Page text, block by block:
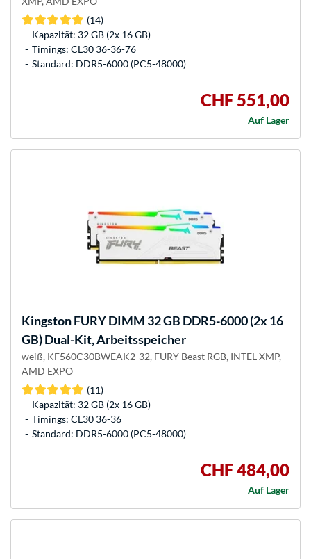
(14)
Kapazität: 32 GB (2x 16 GB)
Timings: CL30 36-36-76
Standard: DDR5-6000 (PC5-48000)
CHF 551,00
Auf Lager
Kingston FURYDIMM 32 GB DDR5-6000 (2x 16
GB) Dual-Kit, Arbeitsspeicher
weiß, KF560C30BWEAK2-32, FURY Beast RGB, INTEL XMP,
AMD EXPO
(11)
Kapazität: 32 GB (2x 16 GB)
Timings: CL30 36-36
Standard: DDR5-6000 (PC5-48000)
CHF 484,00
Auf Lager